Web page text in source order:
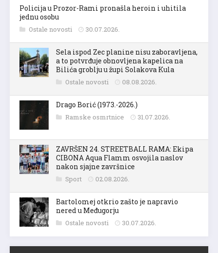
Policija u Prozor-Rami pronašla heroin i uhitila
jednu osobu
Ostale novosti 30.07.2026.
Sela ispod Zec planine nisu zaboravljena,
a to potvrđuje obnovljena kapelica na
Bilića groblju u župi Solakova Kula
Ostale novosti 08.08.2026.
Drago Borić (1973.-2026.)
Ramske osmrtnice 31.07.2026.
ZAVRŠEN 24. STREETBALL RAMA: Ekipa
CIBONA Aqua Flamm osvojila naslov
nakon sjajne završnice
Sport 02.08.2026.
Bartolomej otkrio zašto je napravio
nered u Međugorju
Ostale novosti 30.07.2026.